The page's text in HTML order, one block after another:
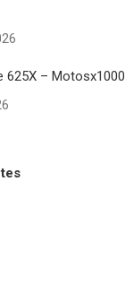
625X – Motosx1000